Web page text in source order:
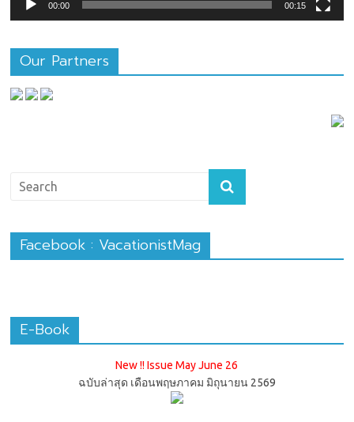
00:00 00:15
Our Partners
Facebook : VacationistMag
E-Book
New !! Issue May June 26
ฉบับล่าสุด เดือนพฤษภาคม มิถุนายน 2569